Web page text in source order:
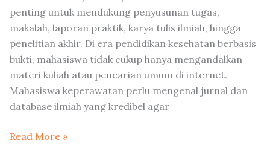
penting untuk mendukung penyusunan tugas,
makalah, laporan praktik, karya tulis ilmiah, hingga
penelitian akhir. Di era pendidikan kesehatan berbasis
bukti, mahasiswa tidak cukup hanya mengandalkan
materi kuliah atau pencarian umum di internet.
Mahasiswa keperawatan perlu mengenal jurnal dan
database ilmiah yang kredibel agar
Read More »